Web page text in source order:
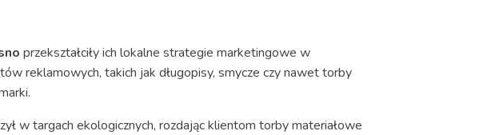
przekształciły ich lokalne strategie marketingowe w
reklamowych, takich jak długopisy, smycze czy nawet torby
w targach ekologicznych, rozdając klientom torby materiałowe